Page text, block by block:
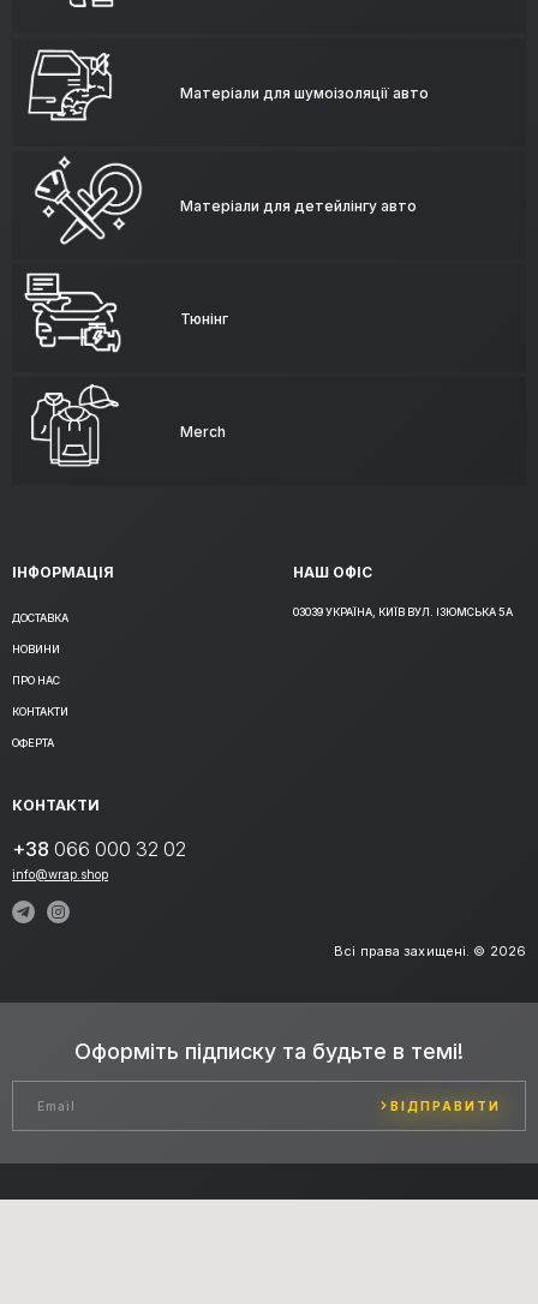
Матеріали для шумоізоляції авто
Матеріали для детейлінгу авто
Тюнінг
Merch
ІНФОРМАЦІЯ
ДОСТАВКА
НОВИНИ
ПРО НАС
КОНТАКТИ
ОФЕРТА
НАШ ОФІС
03039 УКРАЇНА, КИЇВ ВУЛ. ІЗЮМСЬКА 5А
КОНТАКТИ
+38 066 000 32 02
info@wrap.shop
Всі права захищені. © 2026
Оформіть підписку та будьте в темі!
ВІДПРАВИТИ